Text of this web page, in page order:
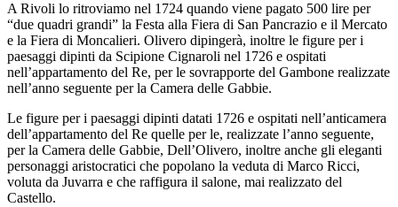
A Rivoli lo ritroviamo nel 1724 quando viene pagato 500 lire per
“due quadri grandi” la Festa alla Fiera di San Pancrazio e il Mercato
e la Fiera di Moncalieri. Olivero dipingerà, inoltre le figure per i
paesaggi dipinti da Scipione Cignaroli nel 1726 e ospitati
nell’appartamento del Re, per le sovrapporte del Gambone realizzate
nell’anno seguente per la Camera delle Gabbie.
Le figure per i paesaggi dipinti datati 1726 e ospitati nell’anticamera
dell’appartamento del Re quelle per le, realizzate l’anno seguente,
per la Camera delle Gabbie, Dell’Olivero, inoltre anche gli eleganti
personaggi aristocratici che popolano la veduta di Marco Ricci,
voluta da Juvarra e che raffigura il salone, mai realizzato del
Castello.